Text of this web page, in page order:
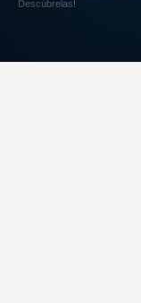
Descúbrelas!